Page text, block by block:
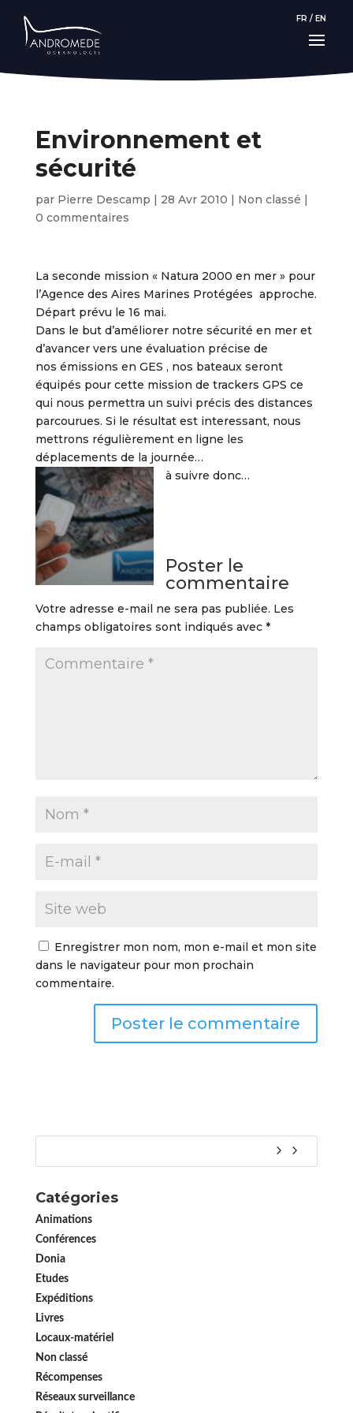
FR / EN
Environnement et
sécurité
par Pierre Descamp | 28 Avr 2010 | Non classé |
0 commentaires
La seconde mission « Natura 2000 en mer » pour
l’Agence des Aires Marines Protégées approche.
Départ prévu le 16 mai.
Dans le but d’améliorer notre sécurité en mer et
d’avancer vers une évaluation précise de
nos émissions en GES , nos bateaux seront
équipés pour cette mission de trackers GPS ce
qui nous permettra un suivi précis des distances
parcourues. Si le résultat est interessant, nous
mettrons régulièrement en ligne les
déplacements de la journée…
à suivre donc…
Poster le
commentaire
Votre adresse e-mail ne sera pas publiée. Les
champs obligatoires sont indiqués avec *
Enregistrer mon nom, mon e-mail et mon site
dans le navigateur pour mon prochain
commentaire.
Catégories
Animations
Conférences
Donia
Etudes
Expéditions
Livres
Locaux-matériel
Non classé
Récompenses
Réseaux surveillance